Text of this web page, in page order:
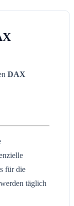
DAX
für die
täglich